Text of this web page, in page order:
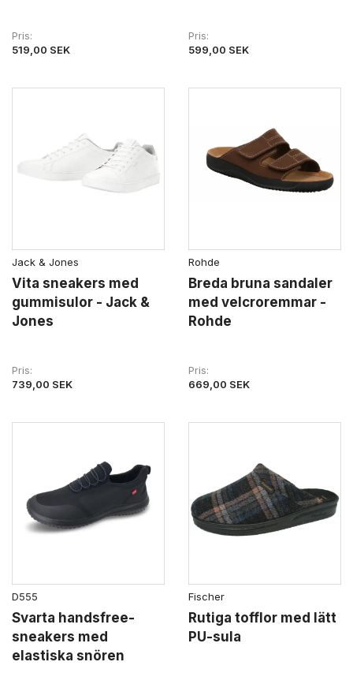
Pris
519,00 SEK
Pris
599,00 SEK
Jack & Jones
Vita sneakers med
gummisulor - Jack &
Jones
Pris
739,00 SEK
Rohde
Breda bruna sandaler
med velcroremmar -
Rohde
Pris
669,00 SEK
D555
Svarta handsfree-
sneakers med
elastiska snören
Fischer
Rutiga tofflor med lätt
PU-sula